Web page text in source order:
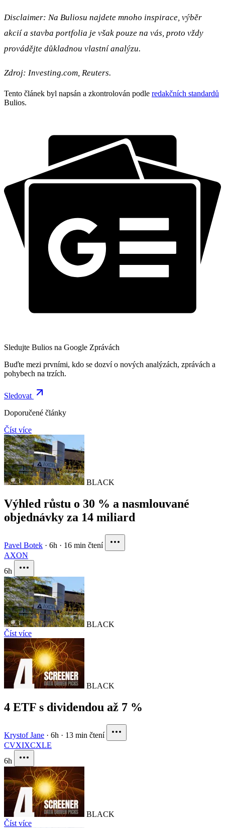
Disclaimer: Na Buliosu najdete mnoho inspirace, výběr
akcií a stavba portfolia je však pouze na vás, proto vždy
provádějte důkladnou vlastní analýzu.
Zdroj: Investing.com, Reuters.
Tento článek byl napsán a zkontrolován podle redakčních standardů
Bulios.
Sledujte Bulios na Google Zprávách
Buďte mezi prvními, kdo se dozví o nových analýzách, zprávách a
pohybech na trzích.
Sledovat
Doporučené články
Číst více
BLACK
Výhled růstu o 30 % a nasmlouvané
objednávky za 14 miliard
Pavel Botek · 6h · 16 min čtení
AXON
6h
BLACK
Číst více
BLACK
4 ETF s dividendou až 7 %
Krystof Jane · 6h · 13 min čtení
CVXIXCXLE
6h
BLACK
Číst více